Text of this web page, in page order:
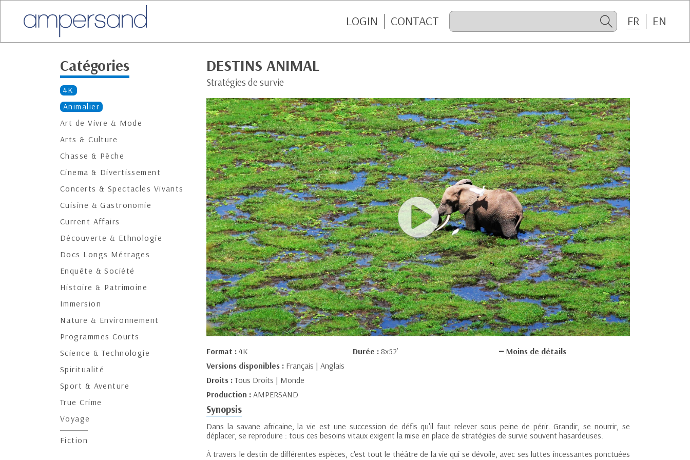
LOGIN CONTACT FR EN
Catégories
4K
Animalier
Art de Vivre & Mode
Arts & Culture
Chasse & Pêche
Cinema & Divertissement
Concerts & Spectacles Vivants
Cuisine & Gastronomie
Current Affairs
Découverte & Ethnologie
Docs Longs Métrages
Enquête & Société
Histoire & Patrimoine
Immersion
Nature & Environnement
Programmes Courts
Science & Technologie
Spiritualité
Sport & Aventure
True Crime
Voyage
Fiction
DESTINS ANIMAL
Stratégies de survie
Format : 4K Durée : 8x52’
Moins de détails
Versions disponibles : Français | Anglais
Droits :Tous Droits | Monde
Production : AMPERSAND
Synopsis
Dans la savane africaine, la vie est une succession de défis qu'il faut relever sous peine de périr. Grandir, se nourrir, se
déplacer, se reproduire : tous ces besoins vitaux exigent la mise en place de stratégies de survie souvent hasardeuses.
À travers le destin de différentes espèces, c'est tout le théâtre de la vie qui se dévoile, avec ses luttes incessantes ponctuées